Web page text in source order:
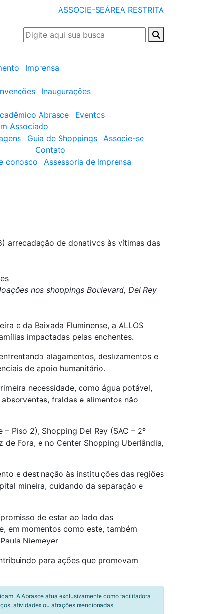
ASSOCIE-SEÁREA RESTRITA
Imprensa
Inaugurações
Abrasce
Eventos
Associado
Guia de Shoppings
Associe-se
Contato
conosco
Assessoria de Imprensa
arrecadação de donativos às vítimas das
nos shoppings Boulevard, Del Rey
e da Baixada Fluminense, a ALLOS
impactadas pelas enchentes.
alagamentos, deslizamentos e
de apoio humanitário.
necessidade, como água potável,
fraldas e alimentos não
Piso 2), Shopping Del Rey (SAC – 2º
de Fora, e no Center Shopping Uberlândia,
e destinação às instituições das regiões
mineira, cuidando da separação e
de estar ao lado das
em momentos como este, também
Niemeyer.
para ações que promovam
A Abrasce atua exclusivamente como facilitadora
atividades ou atrações mencionadas.